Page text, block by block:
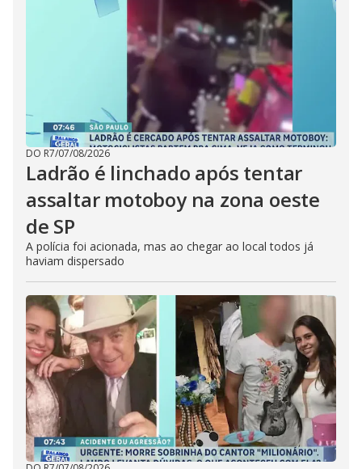
DO R7/07/08/2026
Ladrão é linchado após tentar
assaltar motoboy na zona oeste
de SP
A polícia foi acionada, mas ao chegar ao local todos já
haviam dispersado